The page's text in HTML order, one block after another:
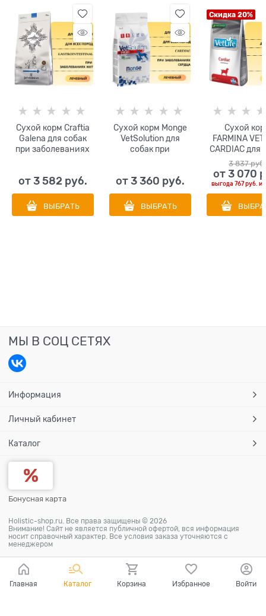
Сухой корм Craftia
Galena для собак
при заболеваниях
Care
от 3 582 руб.
ВЫБРАТЬ
Сухой корм Monge
VetSolution для
собак при
от 3 360 руб.
ВЫБРАТЬ
Скидка 20%
Сухой
FARMINA
CARDIAC для
диета
3 837 руб.
от 3 070
выгода 767 руб.
МЫ В СОЦ СЕТЯХ
Информация
Личный кабинет
Каталог
Бонусная карта
Holistic-shop.ru. Все права защищены © 2026
Внимание! Сайт не является публичной офертой, вся информация
носит справочный характер. Все условия заказа уточняются с
менеджером
Главная Каталог Корзина Избранное Войти